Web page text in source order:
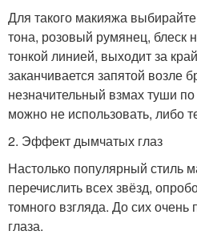
Для такого макияжа
тона, розовый румянец, блеск
тонкой линией, выходит за
заканчивается запятой возле
незначительный взмах туши
можно не использовать, либо
2. Эффект дымчатых глаз
Настолько популярный стиль
перечислить всех звёзд,
томного взгляда. До сих
глаза.